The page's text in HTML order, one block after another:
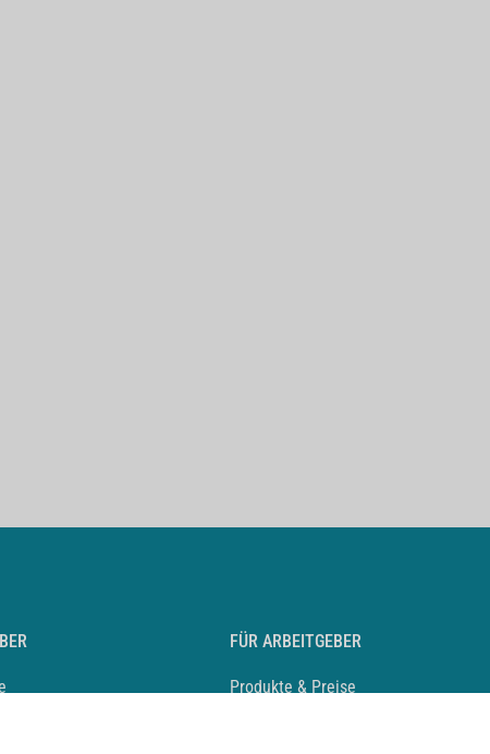
FÜR ARBEITGEBER
Produkte & Preise